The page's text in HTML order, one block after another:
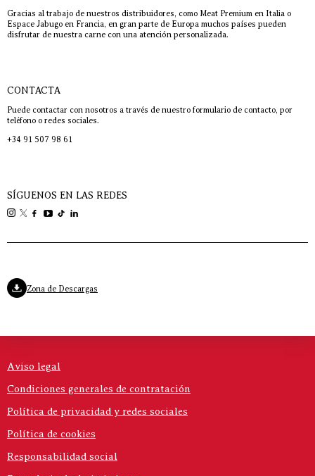
Gracias al trabajo de nuestros distribuidores, como Meat Premium en Italia o
Espace Jabugo en Francia, en gran parte de Europa muchos países pueden
disfrutar de nuestra carne con una atención personalizada.
CONTACTA
Puede contactar con nosotros a través de nuestro formulario de contacto, por
teléfono o redes sociales.
+34 91 507 98 61
SÍGUENOS EN LAS REDES
Zona de Descargas
Aviso legal
Condiciones generales de contratación
Política de privacidad y redes sociales
Política de cookies
Responsabilidad social